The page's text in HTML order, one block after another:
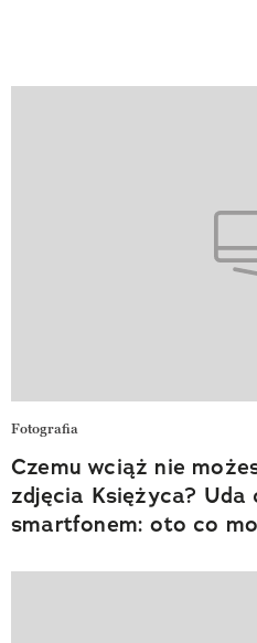
Fotografia
Czemu wciąż nie
zdjęcia Księżyca? Uda
smartfonem: oto co